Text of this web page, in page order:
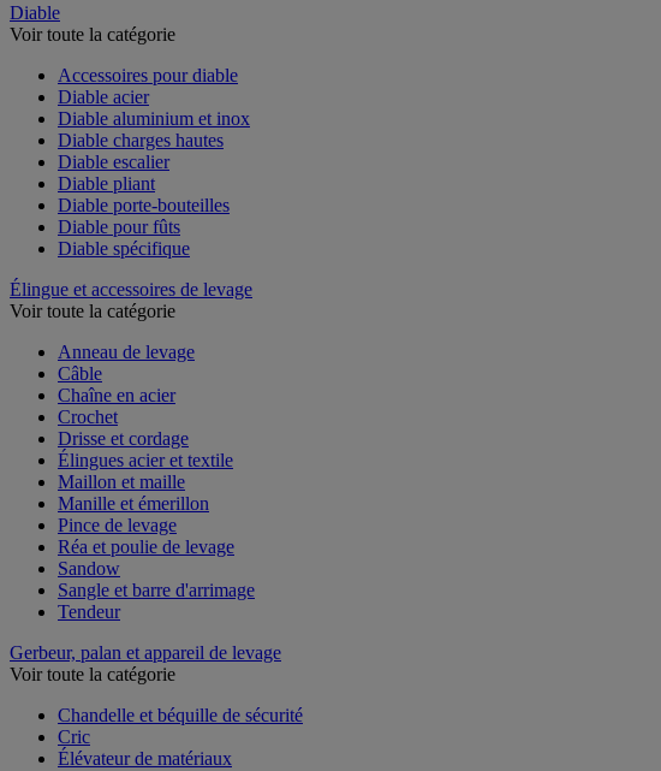
Diable
Voir toute la catégorie
Accessoires pour diable
Diable acier
Diable aluminium et inox
Diable charges hautes
Diable escalier
Diable pliant
Diable porte-bouteilles
Diable pour fûts
Diable spécifique
Élingue et accessoires de levage
Voir toute la catégorie
Anneau de levage
Câble
Chaîne en acier
Crochet
Drisse et cordage
Élingues acier et textile
Maillon et maille
Manille et émerillon
Pince de levage
Réa et poulie de levage
Sandow
Sangle et barre d'arrimage
Tendeur
Gerbeur, palan et appareil de levage
Voir toute la catégorie
Chandelle et béquille de sécurité
Cric
Élévateur de matériaux